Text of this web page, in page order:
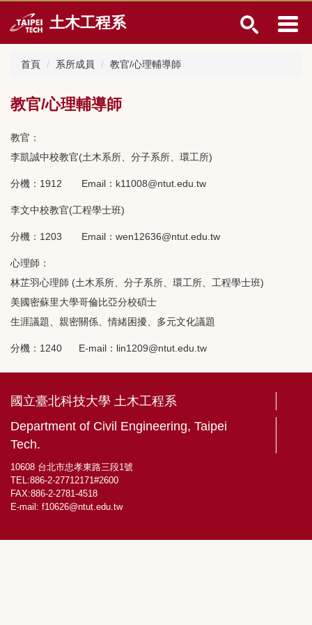
到
區
土木工程系
首頁 系所成員 教官/心理輔導師
教官/心理輔導師
教官：
李凱誠中校教官(土木系所、分子系所、環工所)
分機：1912 Email：k11008@ntut.edu.tw
李文中校教官(工程學士班)
分機：1203 Email：wen12636@ntut.edu.tw
心理師：
林芷羽心理師 (土木系所、分子系所、環工所、工程學士班)
美國密蘇里大學哥倫比亞分校碩士
生涯議題、親密關係、情緒困擾、多元文化議題
分機：1240 E-mail：lin1209@ntut.edu.tw
國立臺北科技大學 土木工程系
Department of Civil Engineering, Taipei
Tech.
10608 台北市忠孝東路三段1號
TEL:886-2-27712171#2600
FAX:886-2-2781-4518
E-mail: f10626@ntut.edu.tw